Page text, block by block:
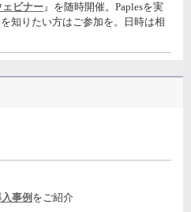
ェビナー』を随時開催。Paplesを実
知りたい方はご参加を。日時は相
事例 をご紹介